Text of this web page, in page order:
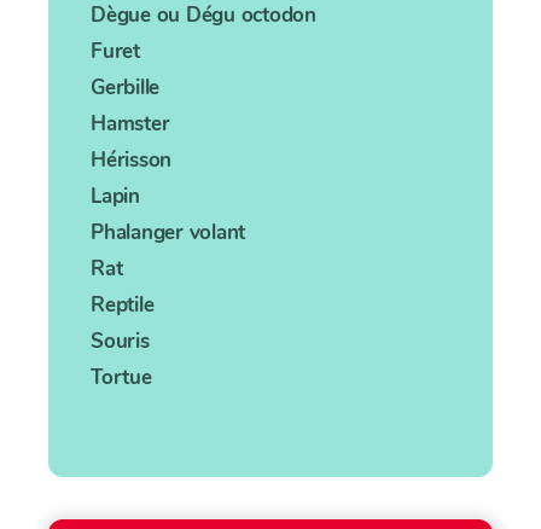
Dègue ou Dégu octodon
Furet
Gerbille
Hamster
Hérisson
Lapin
Phalanger volant
Rat
Reptile
Souris
Tortue